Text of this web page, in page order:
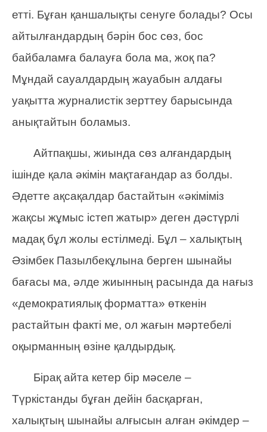
етті. Бұған қаншалықты сенуге болады? Осы
айтылғандардың бәрін бос сөз, бос
байбаламға балауға бола ма, жоқ па?
Мұндай сауалдардың жауабын алдағы
уақытта журналистік зерттеу барысында
анықтайтын боламыз.
Айтпақшы, жиында сөз алғандардың
ішінде қала әкімін мақтағандар аз болды.
Әдетте ақсақалдар бастайтын «әкіміміз
жақсы жұмыс істеп жатыр» деген дәстүрлі
мадақ бұл жолы естілмеді. Бұл – халықтың
Әзімбек Пазылбекұлына берген шынайы
бағасы ма, әлде жиынның расында да нағыз
«демократиялық форматта» өткенін
растайтын факті ме, ол жағын мәртебелі
оқырманның өзіне қалдырдық.
Бірақ айта кетер бір мәселе –
Түркістанды бұған дейін басқарған,
халықтың шынайы алғысын алған әкімдер –